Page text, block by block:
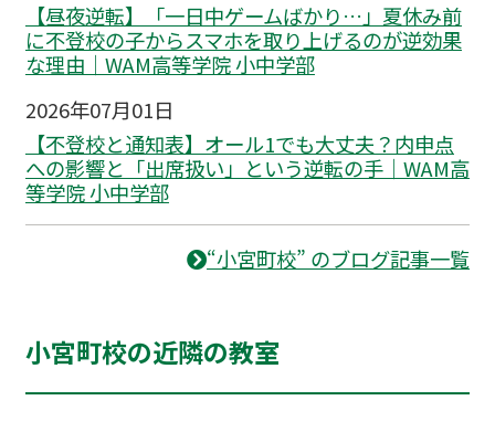
【昼夜逆転】「一日中ゲームばかり…」夏休み前
に不登校の子からスマホを取り上げるのが逆効果
な理由｜WAM高等学院 小中学部
2026年07月01日
【不登校と通知表】オール1でも大丈夫？内申点
への影響と「出席扱い」という逆転の手｜WAM高
等学院 小中学部
“小宮町校” のブログ記事一覧
小宮町校の近隣の教室